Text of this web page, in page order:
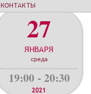
27
ЯНВАРЯ
среда
19:00 - 20:30
2021
КОНТАКТЫ